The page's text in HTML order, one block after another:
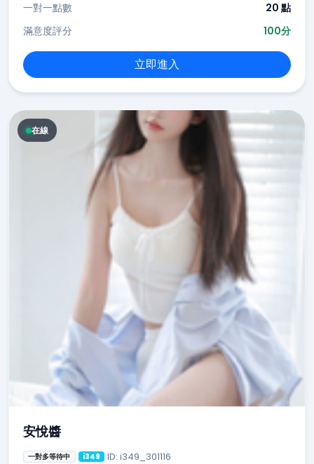
一對一點數
20 點
滿意度評分
100分
立即進入
在線
安悅醬
一對多等待中 i349 ID: i349_301116